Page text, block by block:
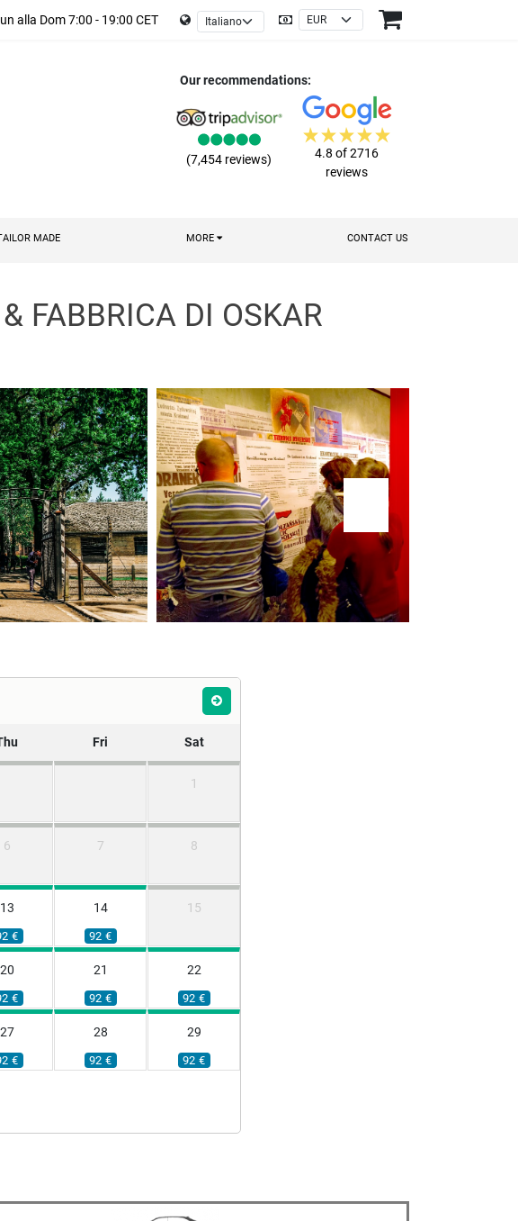
alla Dom 7:00 - 19:00 CET
Our recommendations:
(7,454 reviews)
4.8 of 2716
reviews
MADE MORE CONTACT US
FABBRICA DI OSKAR
Fri Sat
1
6 7 8
13
€
14
92 €
15
20
€
21
92 €
22
92 €
27
€
28
92 €
29
92 €